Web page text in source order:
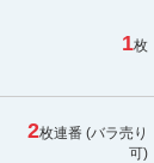
1枚
2枚連番 (バラ売り
可)